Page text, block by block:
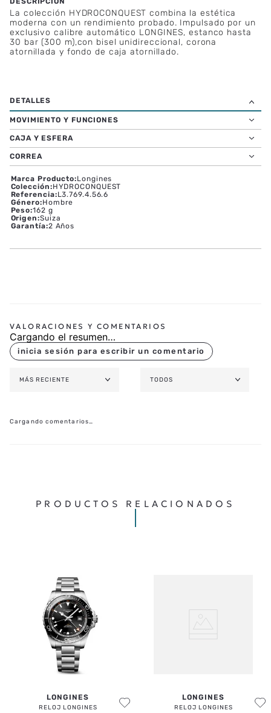
La colección HYDROCONQUEST combina la estética
moderna con un rendimiento probado. Impulsado por un
exclusivo calibre automático LONGINES, estanco hasta
30 bar (300 m),con bisel unidireccional, corona
atornillada y fondo de caja atornillado.
MOVIMIENTO Y FUNCIONES
CAJA Y ESFERA
CORREA
Marca Producto:Longines
Colección:HYDROCONQUEST
Referencia:L3.769.4.56.6
Género:Hombre
Peso:162 g
Origen:Suiza
Garantía:2 Años
Cargando el resumen…
MÁS RECIENTE TODOS
Cargando comentarios…
PRODUCTOS RELACIONADOS
LONGINES
RELOJ LONGINES
LONGINES
RELOJ LONGINES